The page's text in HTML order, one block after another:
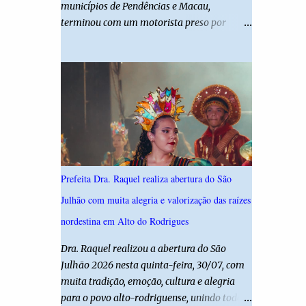
desta edição reforça o compromisso da
administração da Prefeita Dra. Raquel com o
populares em uma festa segura, org...
municípios de Pendências e Macau,
terminou com um motorista preso por
acordo com a Polícia Militar, o condutor
apresentava evidentes sinais de embriaguez
no momento da ocorrência. Ele foi
encaminhado à delegacia, onde foi autuado
em flagrante. O exame pericial para
confirmar a concentração de álcool no
organismo ainda está em andamento. A
vítima é um menino de 11 anos, que sofreu
ferimentos graves no acidente. Após os
primeiros atendimentos, ele foi entubado e
para o Hospital Monsenhor Walfredo
Gurgel, em Natal, onde permanece internado
sob cuidados médicos especializados.
Segundo informações da Polícia Militar, a
Prefeita Dra. Raquel realiza abertura do São
Julhão com muita alegria e valorização das raízes
nordestina em Alto do Rodrigues
Dra. Raquel realizou a abertura do São
Julhão 2026 nesta quinta-feira, 30/07, com
muita tradição, emoção, cultura e alegria
para o povo alto-rodriguense, unindo todas